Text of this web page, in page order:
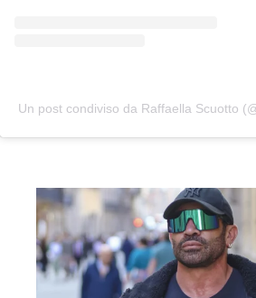
Un post condiviso da Raffaella Scuotto